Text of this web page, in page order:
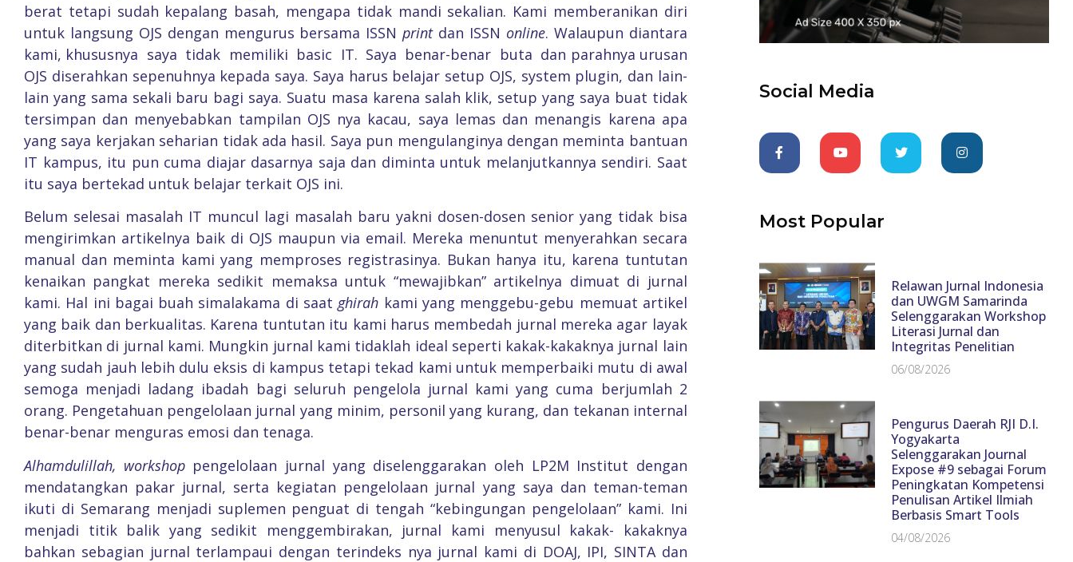
berat tetapi sudah kepalang basah, mengapa tidak mandi sekalian. Kami memberanikan diri
untuk langsung OJS dengan mengurus bersama ISSNprint dan ISSN online. Walaupun diantara
kami, khususnya saya tidak memiliki basic IT. Saya benar-benar buta dan parahnya urusan
OJS diserahkan sepenuhnya kepada saya. Saya harus belajar setup OJS, system plugin, dan lain-
lain yang sama sekali baru bagi saya. Suatu masa karena salah klik, setup yang saya buat tidak
tersimpan dan menyebabkan tampilan OJS nya kacau, saya lemas dan menangis karena apa
yang saya kerjakan seharian tidak ada hasil. Saya pun mengulanginya dengan meminta bantuan
IT kampus, itu pun cuma diajar dasarnya saja dan diminta untuk melanjutkannya sendiri. Saat
itu saya bertekad untuk belajar terkait OJS ini.
Belum selesai masalah IT muncul lagi masalah baru yakni dosen-dosen senior yang tidak bisa
mengirimkan artikelnya baik di OJS maupun via email. Mereka menuntut menyerahkan secara
manual dan meminta kami yang memproses registrasinya. Bukan hanya itu, karena tuntutan
kenaikan pangkat mereka sedikit memaksa untuk “mewajibkan” artikelnya dimuat di jurnal
kami. Hal ini bagai buah simalakama di saatghirah kami yang menggebu-gebu memuat artikel
yang baik dan berkualitas. Karena tuntutan itu kami harus membedah jurnal mereka agar layak
diterbitkan di jurnal kami. Mungkin jurnal kami tidaklah ideal seperti kakak-kakaknya jurnal lain
yang sudah jauh lebih dulu eksis di kampus tetapi tekad kami untuk memperbaiki mutu di awal
semoga menjadi ladang ibadah bagi seluruh pengelola jurnal kami yang cuma berjumlah 2
orang. Pengetahuan pengelolaan jurnal yang minim, personil yang kurang, dan tekanan internal
benar-benar menguras emosi dan tenaga.
Alhamdulillah, workshop pengelolaan jurnal yang diselenggarakan oleh LP2M Institut dengan
mendatangkan pakar jurnal, serta kegiatan pengelolaan jurnal yang saya dan teman-teman
ikuti di Semarang menjadi suplemen penguat di tengah “kebingungan pengelolaan” kami. Ini
menjadi titik balik yang sedikit menggembirakan, jurnal kami menyusul kakak- kakaknya
bahkan sebagian jurnal terlampaui dengan terindeks nya jurnal kami di DOAJ, IPI, SINTA dan
Social Media
Most Popular
Relawan Jurnal Indonesia
dan UWGM Samarinda
Selenggarakan Workshop
Literasi Jurnal dan
Integritas Penelitian
06/08/2026
Pengurus Daerah RJI D.I.
Yogyakarta
Selenggarakan Journal
Expose #9 sebagai Forum
Peningkatan Kompetensi
Penulisan Artikel Ilmiah
Berbasis Smart Tools
04/08/2026